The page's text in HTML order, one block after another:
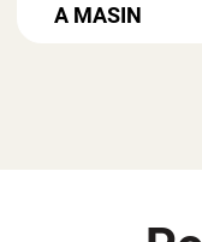
A MASIN